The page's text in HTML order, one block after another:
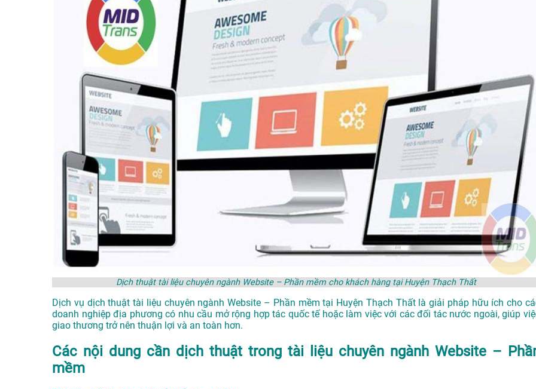
Dịch thuật tài liệu chuyên ngành Website – Phần mềm cho khách hàng tại Huyện Thạch Thất
Dịch vụ dịch thuật tài liệu chuyên ngành Website – Phần mềm tại Huyện Thạch Thất là giải pháp hữu ích cho
doanh nghiệp địa phương có nhu cầu mở rộng hợp tác quốc tế hoặc làm việc với các đối tác nước ngoài, giúp
giao thương trở nên thuận lợi và an toàn hơn.
Các nội dung cần dịch thuật trong tài liệu chuyên ngành Website –
mềm